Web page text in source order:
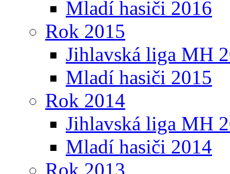
Mladí hasiči 2016
Rok 2015
Jihlavská liga MH
Mladí hasiči 2015
Rok 2014
Jihlavská liga MH
Mladí hasiči 2014
Rok 2013